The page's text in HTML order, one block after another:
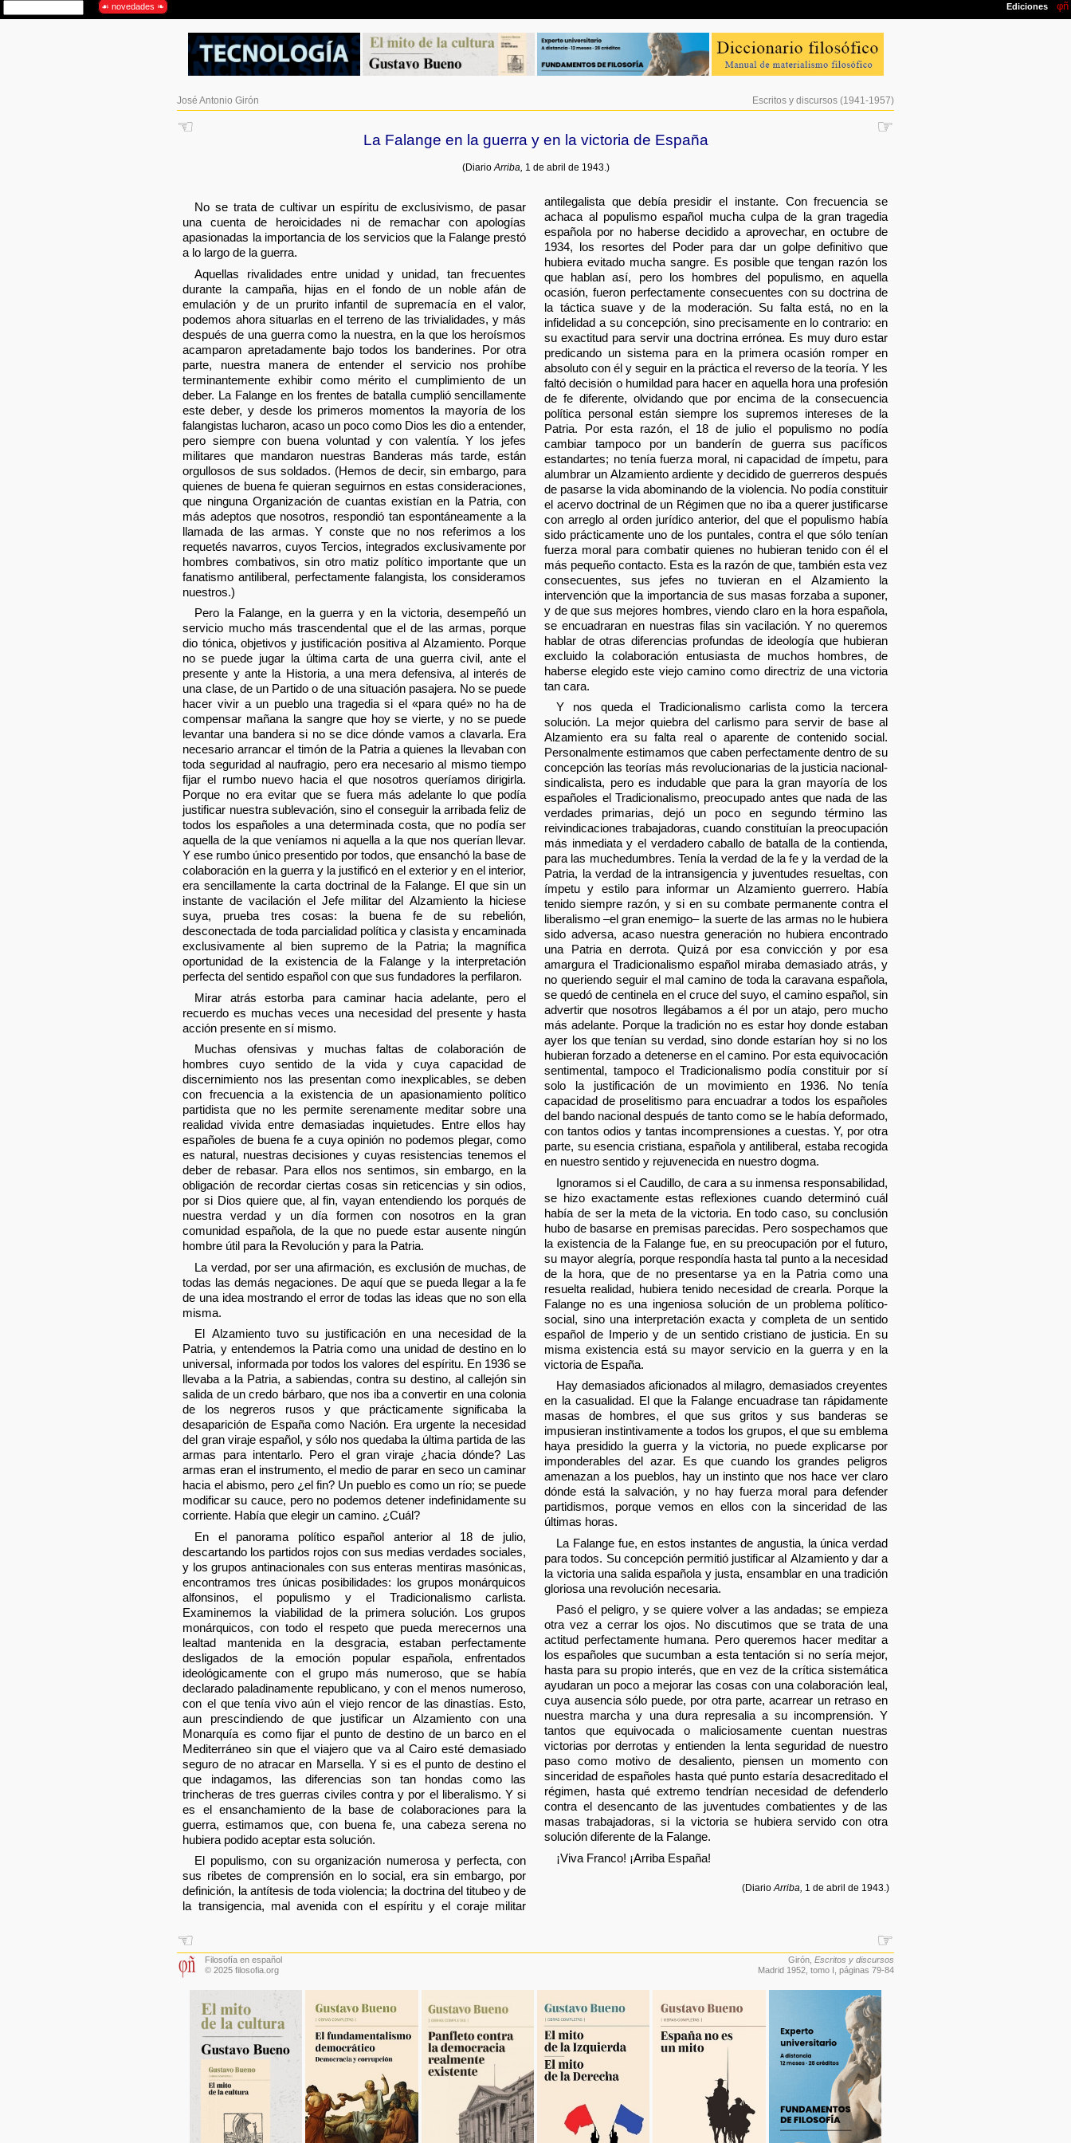
José Antonio Girón Escritos y discursos (1941-1957)
☜ ☞
La Falange en la guerra y en la victoria de España
(DiarioArriba, 1 de abril de 1943.)
No se trata de cultivar un espíritu de exclusivismo, de pasar
una cuenta de heroicidades ni de remachar con apologías
apasionadas la importancia de los servicios que la Falange prestó
a lo largo de la guerra.
Aquellas rivalidades entre unidad y unidad, tan frecuentes
durante la campaña, hijas en el fondo de un noble afán de
emulación y de un prurito infantil de supremacía en el valor,
podemos ahora situarlas en el terreno de las trivialidades, y más
después de una guerra como la nuestra, en la que los heroísmos
acamparon apretadamente bajo todos los banderines. Por otra
parte, nuestra manera de entender el servicio nos prohíbe
terminantemente exhibir como mérito el cumplimiento de un
deber. La Falange en los frentes de batalla cumplió sencillamente
este deber, y desde los primeros momentos la mayoría de los
falangistas lucharon, acaso un poco como Dios les dio a entender,
pero siempre con buena voluntad y con valentía. Y los jefes
militares que mandaron nuestras Banderas más tarde, están
orgullosos de sus soldados. (Hemos de decir, sin embargo, para
quienes de buena fe quieran seguirnos en estas consideraciones,
que ninguna Organización de cuantas existían en la Patria, con
más adeptos que nosotros, respondió tan espontáneamente a la
llamada de las armas. Y conste que no nos referimos a los
requetés navarros, cuyos Tercios, integrados exclusivamente por
hombres combativos, sin otro matiz político importante que un
fanatismo antiliberal, perfectamente falangista, los consideramos
nuestros.)
Pero la Falange, en la guerra y en la victoria, desempeñó un
servicio mucho más trascendental que el de las armas, porque
dio tónica, objetivos y justificación positiva al Alzamiento. Porque
no se puede jugar la última carta de una guerra civil, ante el
presente y ante la Historia, a una mera defensiva, al interés de
una clase, de un Partido o de una situación pasajera. No se puede
hacer vivir a un pueblo una tragedia si el «para qué» no ha de
compensar mañana la sangre que hoy se vierte, y no se puede
levantar una bandera si no se dice dónde vamos a clavarla. Era
necesario arrancar el timón de la Patria a quienes la llevaban con
toda seguridad al naufragio, pero era necesario al mismo tiempo
fijar el rumbo nuevo hacia el que nosotros queríamos dirigirla.
Porque no era evitar que se fuera más adelante lo que podía
justificar nuestra sublevación, sino el conseguir la arribada feliz de
todos los españoles a una determinada costa, que no podía ser
aquella de la que veníamos ni aquella a la que nos querían llevar.
Y ese rumbo único presentido por todos, que ensanchó la base de
colaboración en la guerra y la justificó en el exterior y en el interior,
era sencillamente la carta doctrinal de la Falange. El que sin un
instante de vacilación el Jefe militar del Alzamiento la hiciese
suya, prueba tres cosas: la buena fe de su rebelión,
desconectada de toda parcialidad política y clasista y encaminada
exclusivamente al bien supremo de la Patria; la magnífica
oportunidad de la existencia de la Falange y la interpretación
perfecta del sentido español con que sus fundadores la perfilaron.
Mirar atrás estorba para caminar hacia adelante, pero el
recuerdo es muchas veces una necesidad del presente y hasta
acción presente en sí mismo.
Muchas ofensivas y muchas faltas de colaboración de
hombres cuyo sentido de la vida y cuya capacidad de
discernimiento nos las presentan como inexplicables, se deben
con frecuencia a la existencia de un apasionamiento político
partidista que no les permite serenamente meditar sobre una
realidad vivida entre demasiadas inquietudes. Entre ellos hay
españoles de buena fe a cuya opinión no podemos plegar, como
es natural, nuestras decisiones y cuyas resistencias tenemos el
deber de rebasar. Para ellos nos sentimos, sin embargo, en la
obligación de recordar ciertas cosas sin reticencias y sin odios,
por si Dios quiere que, al fin, vayan entendiendo los porqués de
nuestra verdad y un día formen con nosotros en la gran
comunidad española, de la que no puede estar ausente ningún
hombre útil para la Revolución y para la Patria.
La verdad, por ser una afirmación, es exclusión de muchas, de
todas las demás negaciones. De aquí que se pueda llegar a la fe
de una idea mostrando el error de todas las ideas que no son ella
misma.
El Alzamiento tuvo su justificación en una necesidad de la
Patria, y entendemos la Patria como una unidad de destino en lo
universal, informada por todos los valores del espíritu. En 1936 se
llevaba a la Patria, a sabiendas, contra su destino, al callejón sin
salida de un credo bárbaro, que nos iba a convertir en una colonia
de los negreros rusos y que prácticamente significaba la
desaparición de España como Nación. Era urgente la necesidad
del gran viraje español, y sólo nos quedaba la última partida de las
armas para intentarlo. Pero el gran viraje ¿hacia dónde? Las
armas eran el instrumento, el medio de parar en seco un caminar
hacia el abismo, pero ¿el fin? Un pueblo es como un río; se puede
modificar su cauce, pero no podemos detener indefinidamente su
corriente. Había que elegir un camino. ¿Cuál?
En el panorama político español anterior al 18 de julio,
descartando los partidos rojos con sus medias verdades sociales,
y los grupos antinacionales con sus enteras mentiras masónicas,
encontramos tres únicas posibilidades: los grupos monárquicos
alfonsinos, el populismo y el Tradicionalismo carlista.
Examinemos la viabilidad de la primera solución. Los grupos
monárquicos, con todo el respeto que pueda merecernos una
lealtad mantenida en la desgracia, estaban perfectamente
desligados de la emoción popular española, enfrentados
ideológicamente con el grupo más numeroso, que se había
declarado paladinamente republicano, y con el menos numeroso,
con el que tenía vivo aún el viejo rencor de las dinastías. Esto,
aun prescindiendo de que justificar un Alzamiento con una
Monarquía es como fijar el punto de destino de un barco en el
Mediterráneo sin que el viajero que va al Cairo esté demasiado
seguro de no atracar en Marsella. Y si es el punto de destino el
que indagamos, las diferencias son tan hondas como las
trincheras de tres guerras civiles contra y por el liberalismo. Y si
es el ensanchamiento de la base de colaboraciones para la
guerra, estimamos que, con buena fe, una cabeza serena no
hubiera podido aceptar esta solución.
El populismo, con su organización numerosa y perfecta, con
sus ribetes de comprensión en lo social, era sin embargo, por
definición, la antítesis de toda violencia; la doctrina del titubeo y de
la transigencia, mal avenida con el espíritu y el coraje militar
antilegalista que debía presidir el instante. Con frecuencia se
achaca al populismo español mucha culpa de la gran tragedia
española por no haberse decidido a aprovechar, en octubre de
1934, los resortes del Poder para dar un golpe definitivo que
hubiera evitado mucha sangre. Es posible que tengan razón los
que hablan así, pero los hombres del populismo, en aquella
ocasión, fueron perfectamente consecuentes con su doctrina de
la táctica suave y de la moderación. Su falta está, no en la
infidelidad a su concepción, sino precisamente en lo contrario: en
su exactitud para servir una doctrina errónea. Es muy duro estar
predicando un sistema para en la primera ocasión romper en
absoluto con él y seguir en la práctica el reverso de la teoría. Y les
faltó decisión o humildad para hacer en aquella hora una profesión
de fe diferente, olvidando que por encima de la consecuencia
política personal están siempre los supremos intereses de la
Patria. Por esta razón, el 18 de julio el populismo no podía
cambiar tampoco por un banderín de guerra sus pacíficos
estandartes; no tenía fuerza moral, ni capacidad de ímpetu, para
alumbrar un Alzamiento ardiente y decidido de guerreros después
de pasarse la vida abominando de la violencia. No podía constituir
el acervo doctrinal de un Régimen que no iba a querer justificarse
con arreglo al orden jurídico anterior, del que el populismo había
sido prácticamente uno de los puntales, contra el que sólo tenían
fuerza moral para combatir quienes no hubieran tenido con él el
más pequeño contacto. Esta es la razón de que, también esta vez
consecuentes, sus jefes no tuvieran en el Alzamiento la
intervención que la importancia de sus masas forzaba a suponer,
y de que sus mejores hombres, viendo claro en la hora española,
se encuadraran en nuestras filas sin vacilación. Y no queremos
hablar de otras diferencias profundas de ideología que hubieran
excluido la colaboración entusiasta de muchos hombres, de
haberse elegido este viejo camino como directriz de una victoria
tan cara.
Y nos queda el Tradicionalismo carlista como la tercera
solución. La mejor quiebra del carlismo para servir de base al
Alzamiento era su falta real o aparente de contenido social.
Personalmente estimamos que caben perfectamente dentro de su
concepción las teorías más revolucionarias de la justicia nacional-
sindicalista, pero es indudable que para la gran mayoría de los
españoles el Tradicionalismo, preocupado antes que nada de las
verdades primarias, dejó un poco en segundo término las
reivindicaciones trabajadoras, cuando constituían la preocupación
más inmediata y el verdadero caballo de batalla de la contienda,
para las muchedumbres. Tenía la verdad de la fe y la verdad de la
Patria, la verdad de la intransigencia y juventudes resueltas, con
ímpetu y estilo para informar un Alzamiento guerrero. Había
tenido siempre razón, y si en su combate permanente contra el
liberalismo –el gran enemigo– la suerte de las armas no le hubiera
sido adversa, acaso nuestra generación no hubiera encontrado
una Patria en derrota. Quizá por esa convicción y por esa
amargura el Tradicionalismo español miraba demasiado atrás, y
no queriendo seguir el mal camino de toda la caravana española,
se quedó de centinela en el cruce del suyo, el camino español, sin
advertir que nosotros llegábamos a él por un atajo, pero mucho
más adelante. Porque la tradición no es estar hoy donde estaban
ayer los que tenían su verdad, sino donde estarían hoy si no los
hubieran forzado a detenerse en el camino. Por esta equivocación
sentimental, tampoco el Tradicionalismo podía constituir por sí
solo la justificación de un movimiento en 1936. No tenía
capacidad de proselitismo para encuadrar a todos los españoles
del bando nacional después de tanto como se le había deformado,
con tantos odios y tantas incomprensiones a cuestas. Y, por otra
parte, su esencia cristiana, española y antiliberal, estaba recogida
en nuestro sentido y rejuvenecida en nuestro dogma.
Ignoramos si el Caudillo, de cara a su inmensa responsabilidad,
se hizo exactamente estas reflexiones cuando determinó cuál
había de ser la meta de la victoria. En todo caso, su conclusión
hubo de basarse en premisas parecidas. Pero sospechamos que
la existencia de la Falange fue, en su preocupación por el futuro,
su mayor alegría, porque respondía hasta tal punto a la necesidad
de la hora, que de no presentarse ya en la Patria como una
resuelta realidad, hubiera tenido necesidad de crearla. Porque la
Falange no es una ingeniosa solución de un problema político-
social, sino una interpretación exacta y completa de un sentido
español de Imperio y de un sentido cristiano de justicia. En su
misma existencia está su mayor servicio en la guerra y en la
victoria de España.
Hay demasiados aficionados al milagro, demasiados creyentes
en la casualidad. El que la Falange encuadrase tan rápidamente
masas de hombres, el que sus gritos y sus banderas se
impusieran instintivamente a todos los grupos, el que su emblema
haya presidido la guerra y la victoria, no puede explicarse por
imponderables del azar. Es que cuando los grandes peligros
amenazan a los pueblos, hay un instinto que nos hace ver claro
dónde está la salvación, y no hay fuerza moral para defender
partidismos, porque vemos en ellos con la sinceridad de las
últimas horas.
La Falange fue, en estos instantes de angustia, la única verdad
para todos. Su concepción permitió justificar al Alzamiento y dar a
la victoria una salida española y justa, ensamblar en una tradición
gloriosa una revolución necesaria.
Pasó el peligro, y se quiere volver a las andadas; se empieza
otra vez a cerrar los ojos. No discutimos que se trata de una
actitud perfectamente humana. Pero queremos hacer meditar a
los españoles que sucumban a esta tentación si no sería mejor,
hasta para su propio interés, que en vez de la crítica sistemática
ayudaran un poco a mejorar las cosas con una colaboración leal,
cuya ausencia sólo puede, por otra parte, acarrear un retraso en
nuestra marcha y una dura represalia a su incomprensión. Y
tantos que equivocada o maliciosamente cuentan nuestras
victorias por derrotas y entienden la lenta seguridad de nuestro
paso como motivo de desaliento, piensen un momento con
sinceridad de españoles hasta qué punto estaría desacreditado el
régimen, hasta qué extremo tendrían necesidad de defenderlo
contra el desencanto de las juventudes combatientes y de las
masas trabajadoras, si la victoria se hubiera servido con otra
solución diferente de la Falange.
¡Viva Franco! ¡Arriba España!
(DiarioArriba, 1 de abril de 1943.)
☜ ☞
Filosofía en español
© 2025 filosofia.org
Girón Escritos y discursos
Madrid 1952, tomo I, páginas 79-84